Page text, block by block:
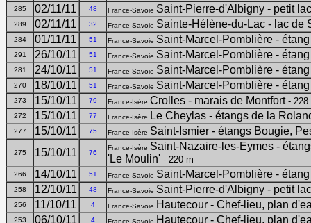
285 02/11/11 48 France-Savoie Saint-Pierre-d'Albigny - petit
289 02/11/11 32 France-Savoie Sainte-Hélène-du-Lac - lac de
284 01/11/11 51 France-Savoie Saint-Marcel-Pomblière -
291 26/10/11 51 France-Savoie Saint-Marcel-Pomblière -
281 24/10/11 51 France-Savoie Saint-Marcel-Pomblière -
270 18/10/11 51 France-Savoie Saint-Marcel-Pomblière -
273 15/10/11 79 France-Isère Crolles - marais de Montfort- 228
272 15/10/11 77 France-Isère Le Cheylas - étangs de la
277 15/10/11 75 France-Isère Saint-Ismier - étangs Bougie,
275 15/10/11 76
France-Isère Saint-Nazaire-les-Eymes -
'Le Moulin' - 220 m
266 14/10/11 51 France-Savoie Saint-Marcel-Pomblière -
258 12/10/11 48 France-Savoie Saint-Pierre-d'Albigny - petit
256 11/10/11 4 France-Savoie Hautecour - Chef-lieu, plan
253 06/10/11 4 France-Savoie Hautecour - Chef-lieu, plan